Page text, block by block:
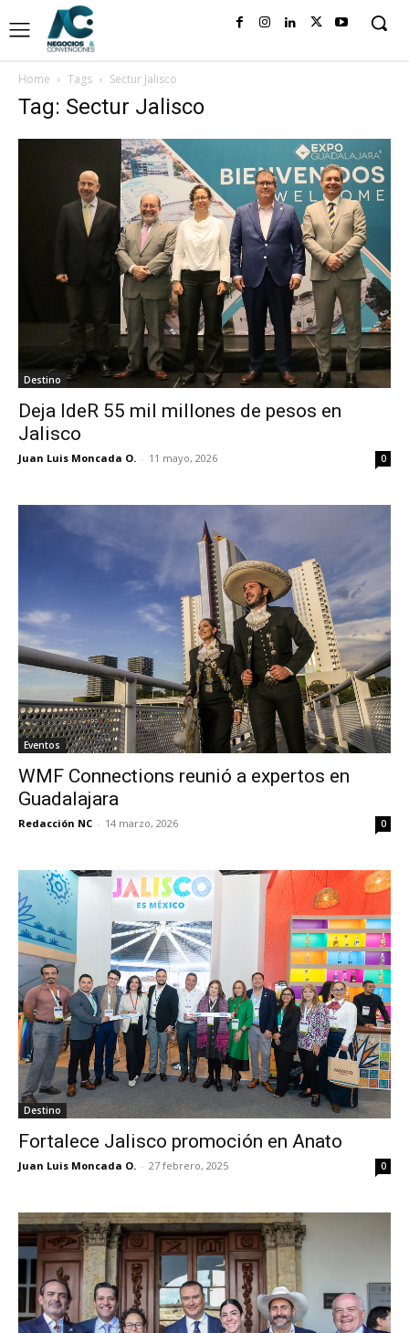
Home Tags Sectur Jalisco
Tag: Sectur Jalisco
Destino
Deja IdeR 55 mil millones de pesos en
Jalisco
Juan Luis Moncada O. - 11 mayo, 2026 0
Eventos
WMF Connections reunió a expertos en
Guadalajara
Redacción NC - 14 marzo, 2026 0
Destino
Fortalece Jalisco promoción en Anato
Juan Luis Moncada O. - 27 febrero, 2025 0